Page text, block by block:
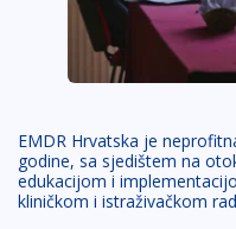
EMDR Hrvatska je
godine, sa sjedištem na
edukacijom i
kliničkom i istraživačkom